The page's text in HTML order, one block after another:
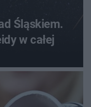
Śląskiem.
w całej